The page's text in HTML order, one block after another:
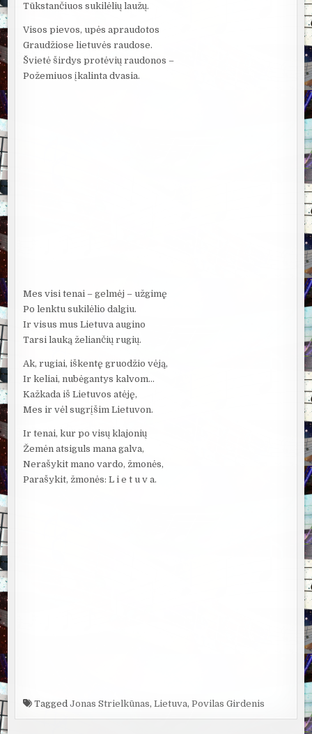
Tūkstančiuos sukilėlių laužų.
Visos pievos, upės apraudotos
Graudžiose lietuvės raudose.
Švietė širdys protėvių raudonos –
Požemiuos įkalinta dvasia.
Mes visi tenai – gelmėj – užgimę
Po lenktu sukilėlio dalgiu.
Ir visus mus Lietuva augino
Tarsi lauką želiančių rugių.
Ak, rugiai, iškentę gruodžio vėją,
Ir keliai, nubėgantys kalvom…
Kažkada iš Lietuvos atėję,
Mes ir vėl sugrįšim Lietuvon.
Ir tenai, kur po visų klajonių
Žemėn atsiguls mana galva,
Nerašykit mano vardo, žmonės,
Parašykit, žmonės: L i e t u v a.
TaggedJonas Strielkūnas,Lietuva,Povilas Girdenis